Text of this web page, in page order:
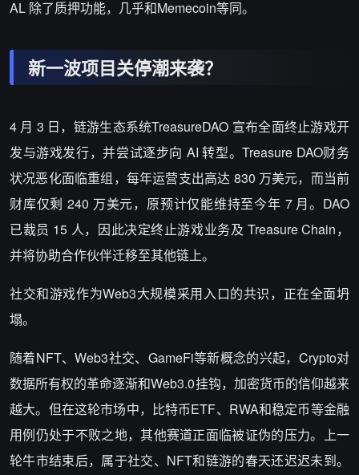
AL 除了质押功能，几乎和Memecoin等同。
新一波项目关停潮来袭？
4 月 3 日，链游生态系统TreasureDAO 宣布全面终止游戏开
发与游戏发行，并尝试逐步向 AI 转型。Treasure DAO财务
状况恶化面临重组，每年运营支出高达 830 万美元，而当前
财库仅剩 240 万美元，原预计仅能维持至今年 7 月。DAO
已裁员 15 人，因此决定终止游戏业务及 Treasure Chain，
并将协助合作伙伴迁移至其他链上。
社交和游戏作为Web3大规模采用入口的共识，正在全面坍
塌。
随着NFT、Web3社交、GameFi等新概念的兴起，Crypto对
数据所有权的革命逐渐和Web3.0挂钩，加密货币的信仰越来
越大。但在这轮市场中，比特币ETF、RWA和稳定币等金融
用例仍处于不败之地，其他赛道正面临被证伪的压力。上一
轮牛市结束后，属于社交、NFT和链游的春天还迟迟未到。